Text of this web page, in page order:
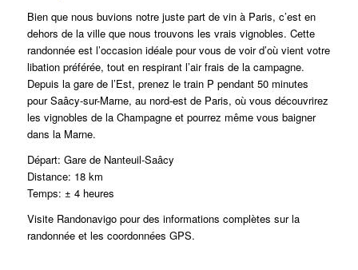
Bien que nous buvions notre juste part de vin à Paris, c’est en
dehors de la ville que nous trouvons les vrais vignobles. Cette
randonnée est l’occasion idéale pour vous de voir d’où vient votre
libation préférée, tout en respirant l’air frais de la campagne.
Depuis la gare de l’Est, prenez le train P pendant 50 minutes
pour Saâcy-sur-Marne, au nord-est de Paris, où vous découvrirez
les vignobles de la Champagne et pourrez même vous baigner
dans la Marne.
Départ: Gare de Nanteuil-Saâcy
Distance: 18 km
Temps: ± 4 heures
Visite Randonavigopour des informations complètes sur la
randonnée et les coordonnées GPS.